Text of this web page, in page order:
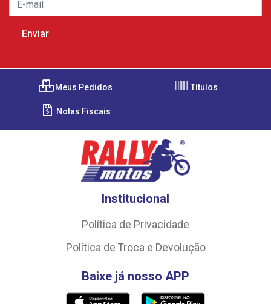
Meus Pedidos Títulos
Notas Fiscais
Institucional
Política de Privacidade
Política de Troca e Devolução
Baixe já nosso APP